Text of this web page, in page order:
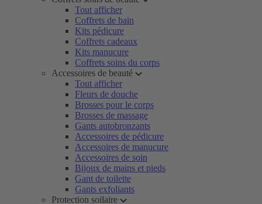
Tout afficher
Coffrets de bain
Kits pédicure
Coffrets cadeaux
Kits manucure
Coffrets soins du corps
Accessoires de beauté
Tout afficher
Fleurs de douche
Brosses pour le corps
Brosses de massage
Gants autobronzants
Accessoires de pédicure
Accessoires de manucure
Accessoires de soin
Bijoux de mains et pieds
Gant de toilette
Gants exfoliants
Protection soilaire